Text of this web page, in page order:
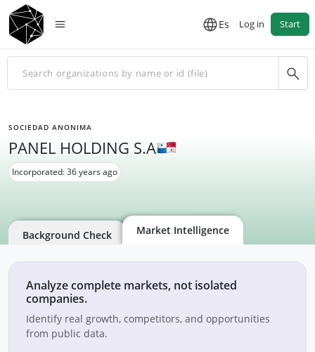
Es Log in Start
SOCIEDAD ANONIMA
PANEL HOLDING S.A
Incorporated: 36 years ago
Background Check Market Intelligence
Analyze complete markets, not isolated
companies.
Identify real growth, competitors, and opportunities
from public data.